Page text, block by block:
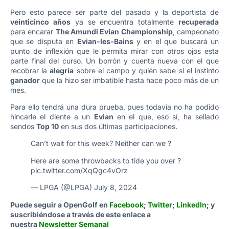
Pero esto parece ser parte del pasado y la deportista de
veinticinco añosya se encuentra totalmente recuperada
para encarar The Amundi Evian Championship, campeonato
que se disputa en Evian-les-Bainsy en el que buscará un
punto de inflexión que le permita mirar con otros ojos esta
parte final del curso. Un borrón y cuenta nueva con el que
recobrar laalegría sobre el campo y quién sabe si el instinto
ganador que la hizo ser imbatible hasta hace poco más de un
mes.
Para ello tendrá una dura prueba, pues todavía no ha podido
hincarle el diente a un Evian en el que, eso sí, ha sellado
sendos Top 10 en sus dos últimas participaciones.
Can’t wait for this week? Neither can we ?
Here are some throwbacks to tide you over ?
pic.twitter.com/XqQgc4vOrz
— LPGA (@LPGA) July 8, 2024
Puede seguir a OpenGolf en Facebook; Twitter; LinkedIn; y
suscribiéndose a través de este enlace a
nuestra Newsletter Semanal